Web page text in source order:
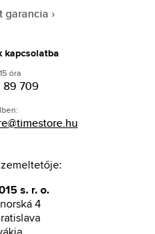
garancia
kapcsolatba
óra
89 709
s. r. o.
4